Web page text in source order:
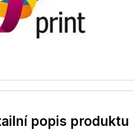
popis produktu